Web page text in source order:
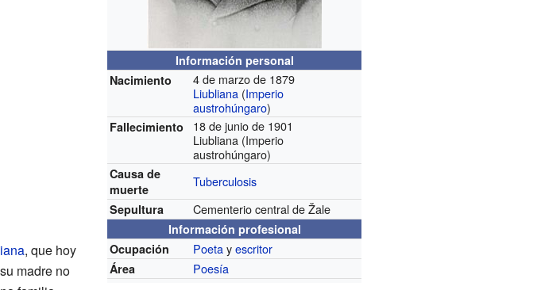
Información personal
Nacimiento
4 de marzo de 1879
Liubliana (Imperio
austrohúngaro)
Fallecimiento
18 de junio de 1901
Liubliana (Imperio
austrohúngaro)
Causa de
muerte
Tuberculosis
Sepultura Cementerio central de Žale
Información profesional
Ocupación
Poetayescritor
Área Poesía
, que hoy
madre no